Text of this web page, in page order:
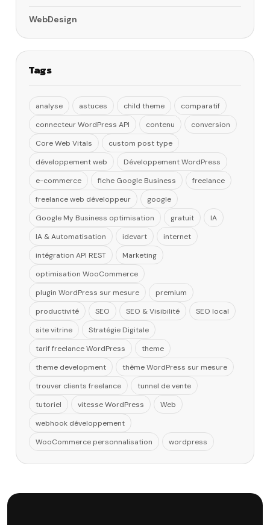
WebDesign
Tags
analyse astuces child theme
comparatif
connecteur WordPress API
contenu
conversion
Core Web Vitals
custom post type
développement web
Développement WordPress
e-commerce
fiche Google Business
freelance
freelance web développeur
google
Google My Business optimisation
gratuit
IA
IA & Automatisation
idevart
internet
intégration API REST
Marketing
optimisation WooCommerce
plugin WordPress sur mesure
premium
productivité
SEO SEO & Visibilité
SEO local
site vitrine
Stratégie Digitale
tarif freelance WordPress
theme
theme development
thème WordPress sur mesure
trouver clients freelance
tunnel de vente
tutoriel
vitesse WordPress
Web
webhook développement
WooCommerce personnalisation
wordpress